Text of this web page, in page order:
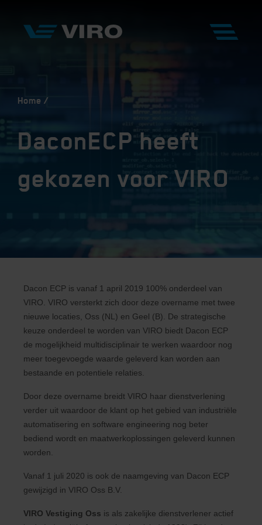
Home
DaconECP heeft
gekozen voor VIRO
Dacon ECP is vanaf 1 april 2019 100% onderdeel van
VIRO. VIRO versterkt zich door deze overname met twee
nieuwe locaties, Oss (NL) en Geel (B). De strategische
keuze onderdeel te worden van VIRO biedt Dacon ECP
de mogelijkheid multidisciplinair te werken waardoor nog
meer toegevoegde waarde geleverd kan worden aan
bestaande en potentiele relaties.
Door deze overname breidt VIRO haar dienstverlening
verder uit waardoor de klant op het gebied van industriële
automatisering en software engineering nog beter
bediend wordt en maatwerkoplossingen geleverd kunnen
worden.
Vanaf 1 juli 2020 is ook de naamgeving van Dacon ECP
gewijzigd in VIRO Oss B.V.
VIRO Vestiging Oss is als zakelijke dienstverlener actief